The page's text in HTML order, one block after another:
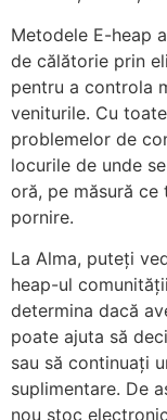
Metodele E-heap
de călătorie prin
pentru a controla
veniturile. Cu
problemelor de
locurile de unde
oră, pe măsură
pornire.
La Alma, puteți
heap-ul
determina dacă
poate ajuta să
sau să continuați
suplimentare. De
nou stoc